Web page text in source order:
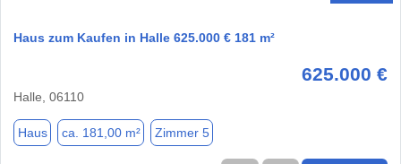
Haus zum Kaufen in Halle 625.000 € 181 m²
625.000 €
Halle, 06110
Haus ca. 181,00 m² Zimmer 5